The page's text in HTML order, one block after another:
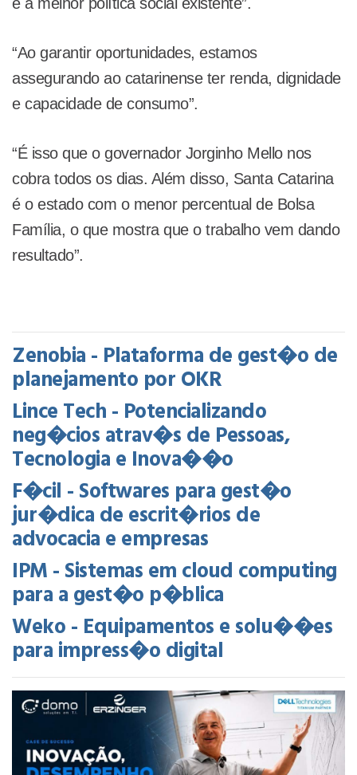
“Ao garantir oportunidades, estamos
assegurando ao catarinense ter renda, dignidade
e capacidade de consumo”.
“É isso que o governador Jorginho Mello nos
cobra todos os dias. Além disso, Santa Catarina
é o estado com o menor percentual de Bolsa
Família, o que mostra que o trabalho vem dando
resultado”.
Zenobia - Plataforma de gest�o de
planejamento por OKR
Lince Tech - Potencializando
neg�cios atrav�s de Pessoas,
Tecnologia e Inova��o
F�cil - Softwares para gest�o
jur�dica de escrit�rios de
advocacia e empresas
IPM - Sistemas em cloud computing
para a gest�o p�blica
Weko - Equipamentos e solu��es
para impress�o digital